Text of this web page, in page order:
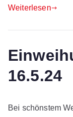
Weiterlesen
16.5.24
Bei schönstem